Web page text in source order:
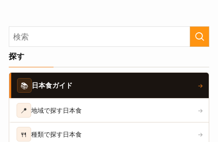
探す
📚 日本食ガイド →
📍 地域で探す日本食 →
🍴 種類で探す日本食 →